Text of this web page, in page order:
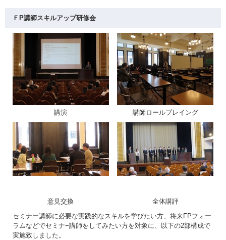
ＦP講師スキルアップ研修会
講演 講師ロールプレイング
意見交換
全体講評
セミナー講師に必要な実践的なスキルを学びたい方、将来FPフォー
ラムなどでセミナ−講師をしてみたい方を対象に、以下の2部構成で
実施致しました。